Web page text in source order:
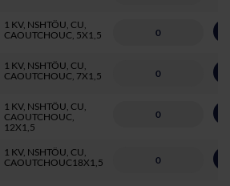
1 KV, NSHTÖU, CU,
CAOUTCHOUC, 5X1,5
1 KV, NSHTÖU, CU,
CAOUTCHOUC, 7X1,5
1 KV, NSHTÖU, CU,
CAOUTCHOUC,
12X1,5
1 KV, NSHTÖU, CU,
CAOUTCHOUC18X1,5